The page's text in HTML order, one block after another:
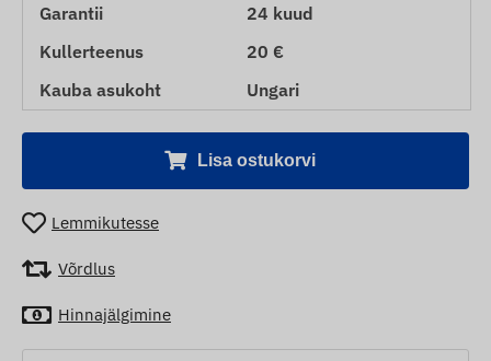
Garantii
24 kuud
Kullerteenus
20 €
Kauba asukoht
Ungari
Lisa ostukorvi
Lemmikutesse
Võrdlus
Hinnajälgimine